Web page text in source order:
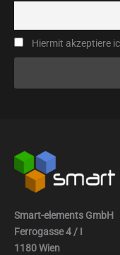
Hiermit akzeptiere
Smart-elements GmbH
Ferrogasse 4 / I
1180 Wien